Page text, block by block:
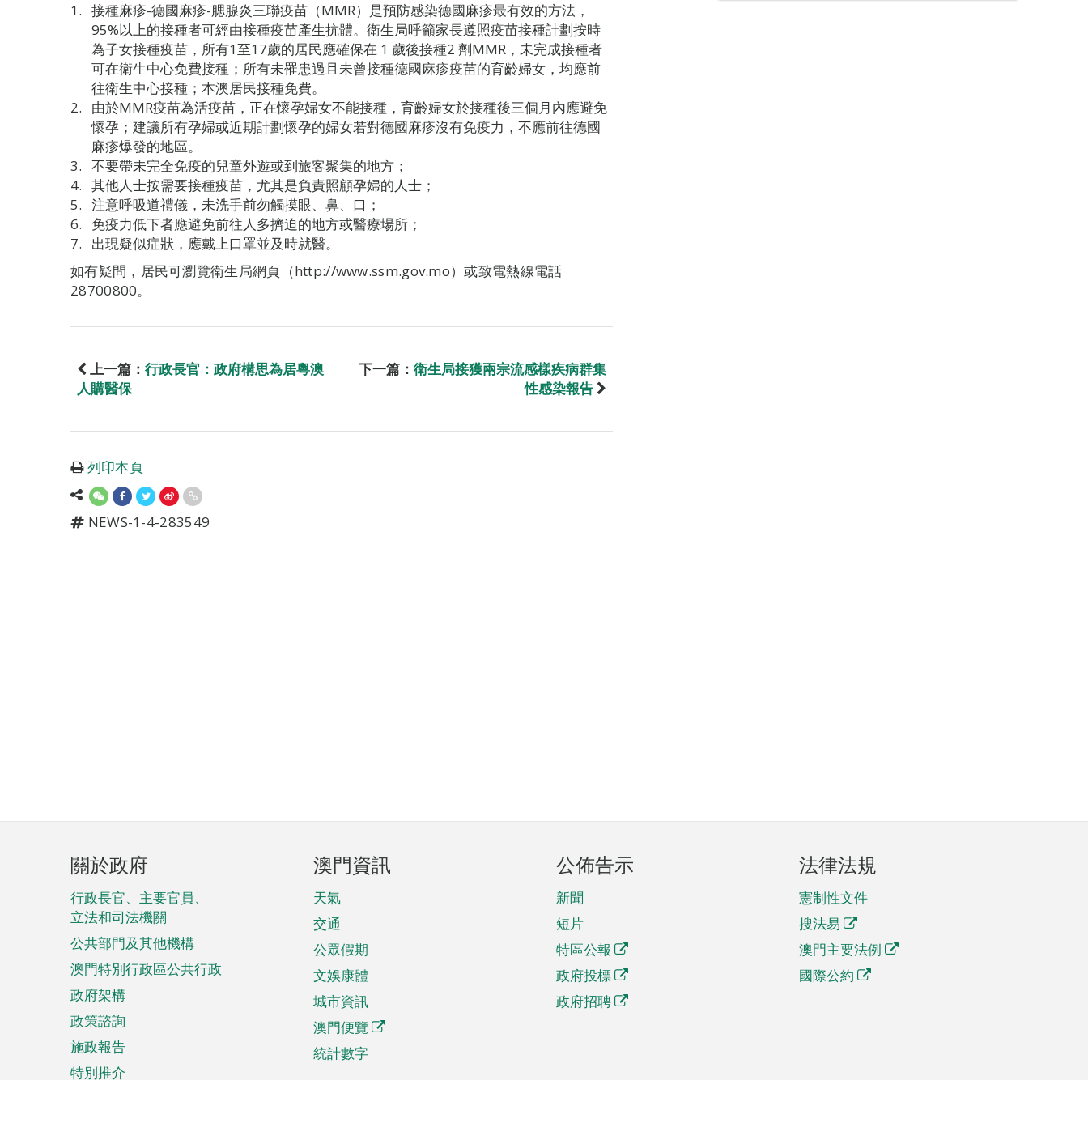
接種麻疹-德國麻疹-腮腺炎三聯疫苗（MMR）是預防感染德國麻疹最有效的方法，
95%以上的接種者可經由接種疫苗產生抗體。衛生局呼籲家長遵照疫苗接種計劃按時
為子女接種疫苗，所有1至17歲的居民應確保在 1 歲後接種2 劑MMR，未完成接種者
可在衛生中心免費接種；所有未罹患過且未曾接種德國麻疹疫苗的育齡婦女，均應前
往衛生中心接種；本澳居民接種免費。
由於MMR疫苗為活疫苗，正在懷孕婦女不能接種，育齡婦女於接種後三個月內應避免
懷孕；建議所有孕婦或近期計劃懷孕的婦女若對德國麻疹沒有免疫力，不應前往德國
麻疹爆發的地區。
不要帶未完全免疫的兒童外遊或到旅客聚集的地方；
其他人士按需要接種疫苗，尤其是負責照顧孕婦的人士；
注意呼吸道禮儀，未洗手前勿觸摸眼、鼻、口；
免疫力低下者應避免前往人多擠迫的地方或醫療場所；
出現疑似症狀，應戴上口罩並及時就醫。
如有疑問，居民可瀏覽衛生局網頁（http://www.ssm.gov.mo）或致電熱線電話
28700800。
上一篇： 行政長官：政府構思為居粵澳
人購醫保
下一篇： 衛生局接獲兩宗流感樣疾病群集
性感染報告
列印本頁
NEWS-1-4-283549
頁
腳
菜
單
關於政府
行政長官、主要官員、
立法和司法機關
公共部門及其他機構
澳門特別行政區公共行政
政府架構
政策諮詢
施政報告
特別推介
澳門資訊
天氣
交通
公眾假期
文娛康體
城市資訊
澳門便覽
統計數字
公佈告示
新聞
短片
特區公報
政府投標
政府招聘
法律法規
憲制性文件
搜法易
澳門主要法例
國際公約